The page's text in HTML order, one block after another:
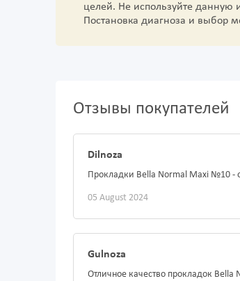
целей. Не используйте данную
Постановка диагноза и выбор
Отзывы покупателей
Dilnoza
Прокладки Bella Normal Maxi №10 -
05 August 2024
Gulnoza
Отличное качество прокладок